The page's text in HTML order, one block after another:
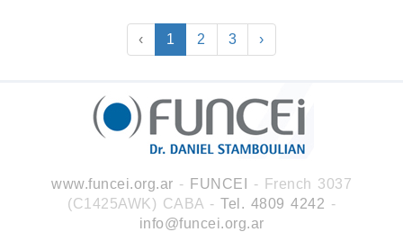
‹ 1 2 3 ›
www.funcei.org.ar - FUNCEI
- French 3037
(C1425AWK) CABA - Tel. 4809 4242 -
info@funcei.org.ar